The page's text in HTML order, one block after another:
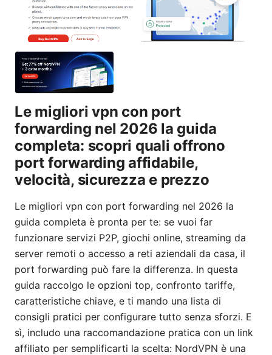
Le migliori vpn con port
forwarding nel 2026 la guida
completa: scopri quali offrono
port forwarding affidabile,
velocità, sicurezza e prezzo
Le migliori vpn con port forwarding nel 2026 la
guida completa è pronta per te: se vuoi far
funzionare servizi P2P, giochi online, streaming da
server remoti o accesso a reti aziendali da casa, il
port forwarding può fare la differenza. In questa
guida raccolgo le opzioni top, confronto tariffe,
caratteristiche chiave, e ti mando una lista di
consigli pratici per configurare tutto senza sforzi. E
sì, includo una raccomandazione pratica con un link
affiliato per semplificarti la scelta: NordVPN è una